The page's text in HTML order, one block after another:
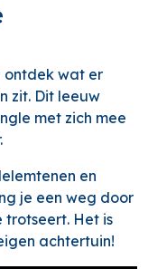
ontdek wat er
zit. Dit leeuw
met zich mee
en
je een weg door
trotseert. Het is
achtertuin!